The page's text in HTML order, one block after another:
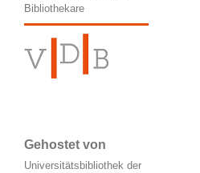
Bibliothekare
Gehostet von
Universitätsbibliothek der